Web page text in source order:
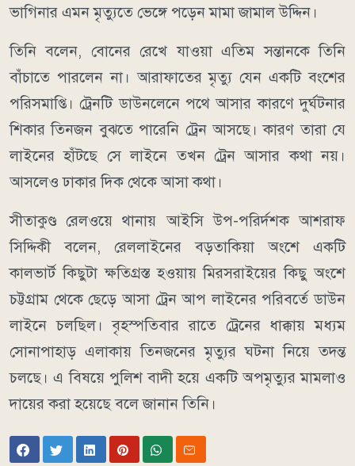
ভাগিনার এমন মৃত্যুতে ভেঙ্গে পড়েন মামা জামাল উদ্দিন।
তিনি বলেন, বোনের রেখে যাওয়া এতিম সন্তানকে তিনি
বাঁচাতে পারলেন না। আরাফাতের মৃত্যু যেন একটি বংশের
পরিসমাপ্তি। ট্রেনটি ডাউনলেনে পথে আসার কারণে দুর্ঘটনার
শিকার তিনজন বুঝতে পারেনি ট্রেন আসছে। কারণ তারা যে
লাইনের হাঁটছে সে লাইনে তখন ট্রেন আসার কথা নয়।
আসলেও ঢাকার দিক থেকে আসা কথা।
সীতাকুণ্ড রেলওয়ে থানায় আইসি উপ-পরির্দশক আশরাফ
সিদ্দিকী বলেন, রেললাইনের বড়তাকিয়া অংশে একটি
কালভার্ট কিছুটা ক্ষতিগ্রস্ত হওয়ায় মিরসরাইয়ের কিছু অংশে
চট্টগ্রাম থেকে ছেড়ে আসা ট্রেন আপ লাইনের পরিবর্তে ডাউন
লাইনে চলছিল। বৃহস্পতিবার রাতে ট্রেনের ধাক্কায় মধ্যম
সোনাপাহাড় এলাকায় তিনজনের মৃত্যুর ঘটনা নিয়ে তদন্ত
চলছে। এ বিষয়ে পুলিশ বাদী হয়ে একটি অপমৃত্যুর মামলাও
দায়ের করা হয়েছে বলে জানান তিনি।